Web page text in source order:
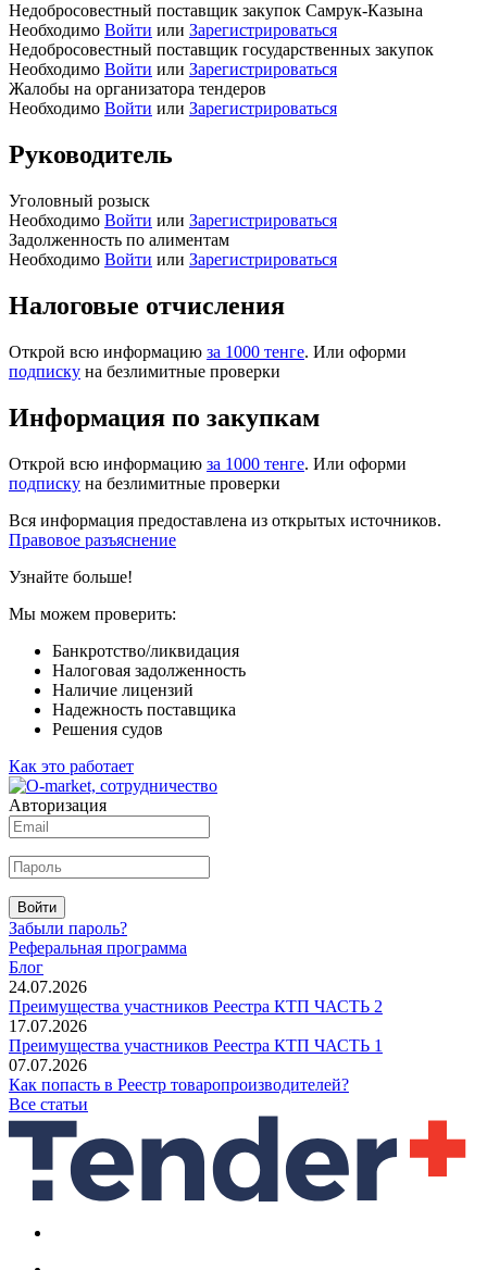
Недобросовестный поставщик закупок Самрук-Казына
Необходимо Войти или Зарегистрироваться
Недобросовестный поставщик государственных закупок
Необходимо Войти или Зарегистрироваться
Жалобы на организатора тендеров
Необходимо Войти или Зарегистрироваться
Руководитель
Уголовный розыск
Необходимо Войти или Зарегистрироваться
Задолженность по алиментам
Необходимо Войти или Зарегистрироваться
Налоговые отчисления
Открой всю информацию за 1000 тенге. Или оформи
подписку на безлимитные проверки
Информация по закупкам
Открой всю информацию за 1000 тенге. Или оформи
подписку на безлимитные проверки
Вся информация предоставлена из открытых источников.
Правовое разъяснение
Узнайте больше!
Мы можем проверить:
Банкротство/ликвидация
Налоговая задолженность
Наличие лицензий
Надежность поставщика
Решения судов
Как это работает
Авторизация
Войти
Забыли пароль?
Реферальная программа
Блог
24.07.2026
Преимущества участников Реестра КТП ЧАСТЬ 2
17.07.2026
Преимущества участников Реестра КТП ЧАСТЬ 1
07.07.2026
Как попасть в Реестр товаропроизводителей?
Все статьи